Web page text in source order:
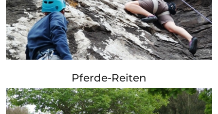
Pferde-Reiten